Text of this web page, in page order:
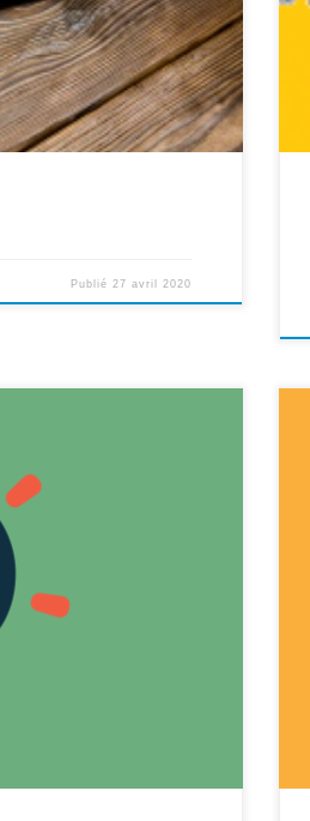
Publié 27 avril 2020
:
4, séance-1 (2 H) : Les
les fiches d’activités
à la rentrée scolaire.